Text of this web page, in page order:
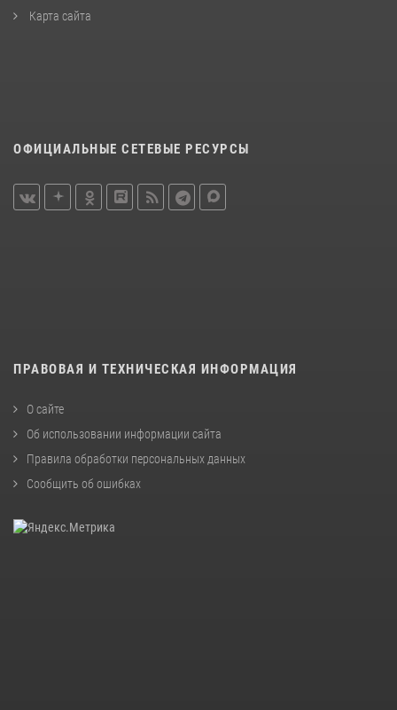
Карта сайта
ОФИЦИАЛЬНЫЕ СЕТЕВЫЕ РЕСУРСЫ
ПРАВОВАЯ И ТЕХНИЧЕСКАЯ ИНФОРМАЦИЯ
О сайте
Об использовании информации сайта
Правила обработки персональных данных
Сообщить об ошибках